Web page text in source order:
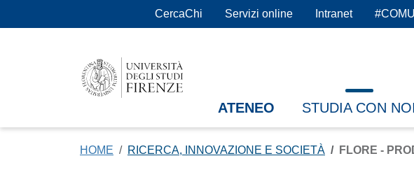
CercaChi Servizi online Intranet
ATENEO STUDIA CON NOI
HOME RICERCA, INNOVAZIONE E SOCIETÀ FLORE -